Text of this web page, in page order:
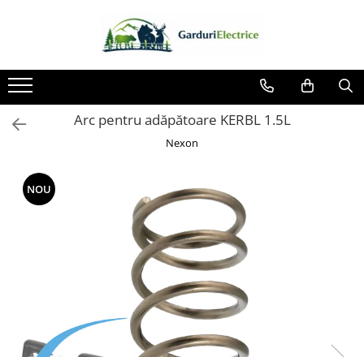
Toate Produsele
Impulsor - Generator Impulsuri -
Pulsator Gard Electric
NEXON BEASTSHOCK
NEXON SRONGSHOCK
DALTOR
NEXON EASYSHOCK și PITISHOCK
Izolatori – Utilizare generală
Izolatori cu filet metric
Izolatori pentru colț
Arc pentru adăpătoare KERBL 1.5L
Nexon
NOU